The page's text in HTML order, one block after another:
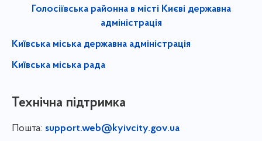
Голосіївська районна в місті Києві державна
адміністрація
Київська міська державна адміністрація
Київська міська рада
Технічна підтримка
Пошта: support.web@kyivcity.gov.ua